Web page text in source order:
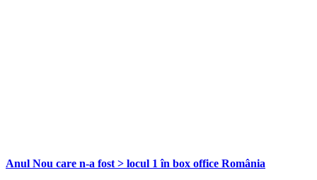
Anul Nou care n-a fost > locul 1 în box office România